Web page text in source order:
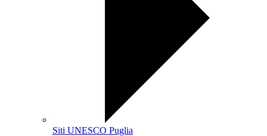
Siti UNESCO Puglia